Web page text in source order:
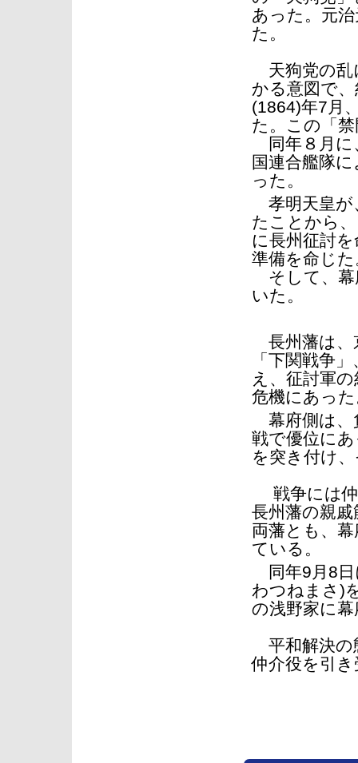
あった。元
た。
天狗党の乱
かる意図で
(1864)年7月
た。この「
同年８月に
国連合艦隊
った。
孝明天皇が
たことから
に長州征討
準備を命じ
そして、幕
いた。
長州藩は、
「下関戦争
え、征討軍
危機にあっ
幕府側は、
戦で優位に
を突き付け
戦争には仲
長州藩の親
両藩とも、
ている。
同年9月8日
わつねまさ)
の浅野家に
平和解決の
仲介役を引